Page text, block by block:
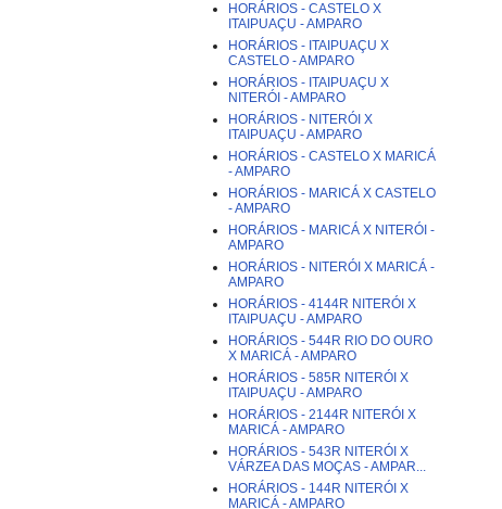
HORÁRIOS - CASTELO X
ITAIPUAÇU - AMPARO
HORÁRIOS - ITAIPUAÇU X
CASTELO - AMPARO
HORÁRIOS - ITAIPUAÇU X
NITERÓI - AMPARO
HORÁRIOS - NITERÓI X
ITAIPUAÇU - AMPARO
HORÁRIOS - CASTELO X MARICÁ
- AMPARO
HORÁRIOS - MARICÁ X CASTELO
- AMPARO
HORÁRIOS - MARICÁ X NITERÓI -
AMPARO
HORÁRIOS - NITERÓI X MARICÁ -
AMPARO
HORÁRIOS - 4144R NITERÓI X
ITAIPUAÇU - AMPARO
HORÁRIOS - 544R RIO DO OURO
X MARICÁ - AMPARO
HORÁRIOS - 585R NITERÓI X
ITAIPUAÇU - AMPARO
HORÁRIOS - 2144R NITERÓI X
MARICÁ - AMPARO
HORÁRIOS - 543R NITERÓI X
VÁRZEA DAS MOÇAS - AMPAR...
HORÁRIOS - 144R NITERÓI X
MARICÁ - AMPARO